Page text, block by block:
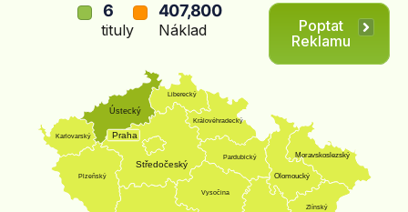
tituly
6
Náklad
407,800
Poptat
Reklamu
Karlovarský
Královéhradecký
Liberecký
Moravskoslezský
Olomoucký
Pardubický
Plzeňský
Středočeský
Vysočina
Zlínský
Ústecký
Praha